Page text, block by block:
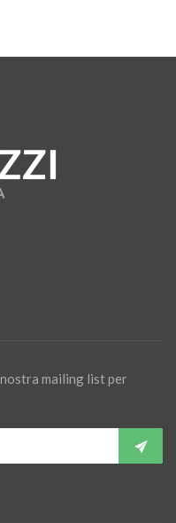
mailing list per